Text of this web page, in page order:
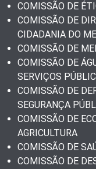
COMISSÃO DE
COMISSÃO DE
CIDADANIA DO
COMISSÃO DE
COMISSÃO DE
SERVIÇOS
COMISSÃO DE
SEGURANÇA
COMISSÃO DE
AGRICULTURA
COMISSÃO DE
COMISSÃO DE